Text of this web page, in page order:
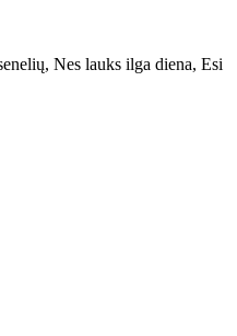
Nes lauks ilga diena, Esi